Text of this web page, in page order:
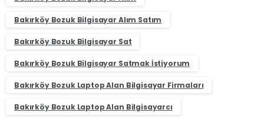
Bakırköy Bozuk Bilgisayar Alım Satım
Bakırköy Bozuk Bilgisayar Sat
Bakırköy Bozuk Bilgisayar Satmak İstiyorum
Bakırköy Bozuk Laptop Alan Bilgisayar Firmaları
Bakırköy Bozuk Laptop Alan Bilgisayarcı